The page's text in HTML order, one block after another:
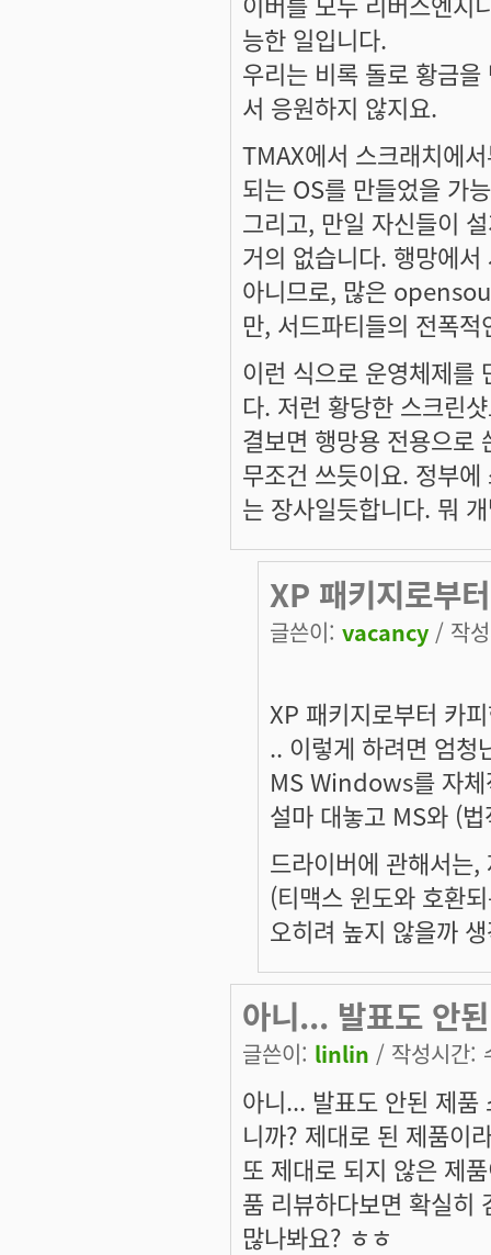
능한 일입니다.
우리는 비록 돌로 황금
서 응원하지 않지요.
TMAX에서 스크래치에
되는 OS를 만들었을 가
그리고, 만일 자신들이
거의 없습니다. 행망에
아니므로, 많은
만, 서드파티들의 전폭
이런 식으로 운영체제를
다. 저런 황당한 스크린
결보면 행망용 전용으로
무조건 쓰듯이요. 정부
는 장사일듯합니다. 뭐
XP 패키지로부터
글쓴이: vacancy / 작
XP 패키지로부터 카
.. 이렇게 하려면 엄청
MS Windows를 자체
설마 대놓고 MS와 (
드라이버에 관해서는
(티맥스 윈도와 호환
오히려 높지 않을까
아니... 발표도 안된
글쓴이: linlin / 작성시간:
아니... 발표도 안된 제품
니까? 제대로 된 제품이
또 제대로 되지 않은 제
품 리뷰하다보면 확실히
많나봐요? ㅎㅎ